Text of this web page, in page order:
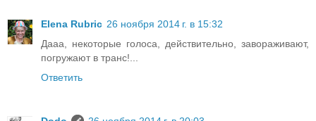
Elena Rubric 26 ноября 2014 г. в 15:32
Дааа, некоторые голоса, действительно, завораживают,
погружают в транс!...
Ответить